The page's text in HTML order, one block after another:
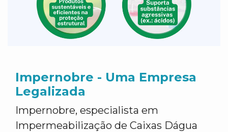
Impernobre - Uma Empresa
Legalizada
Impernobre, especialista em
Impermeabilização de Caixas Dágua